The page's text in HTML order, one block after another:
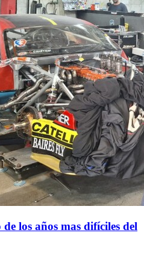
los años mas difíciles del